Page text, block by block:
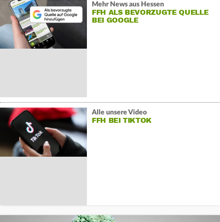
Mehr News aus Hessen
FFH ALS BEVORZUGTE QUELLE
BEI GOOGLE
Alle unsere Video
FFH BEI TIKTOK